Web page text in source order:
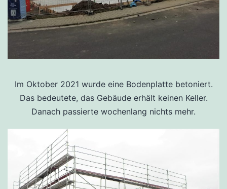
Im Oktober 2021 wurde eine Bodenplatte betoniert.
Das bedeutete, das Gebäude erhält keinen Keller.
Danach passierte wochenlang nichts mehr.